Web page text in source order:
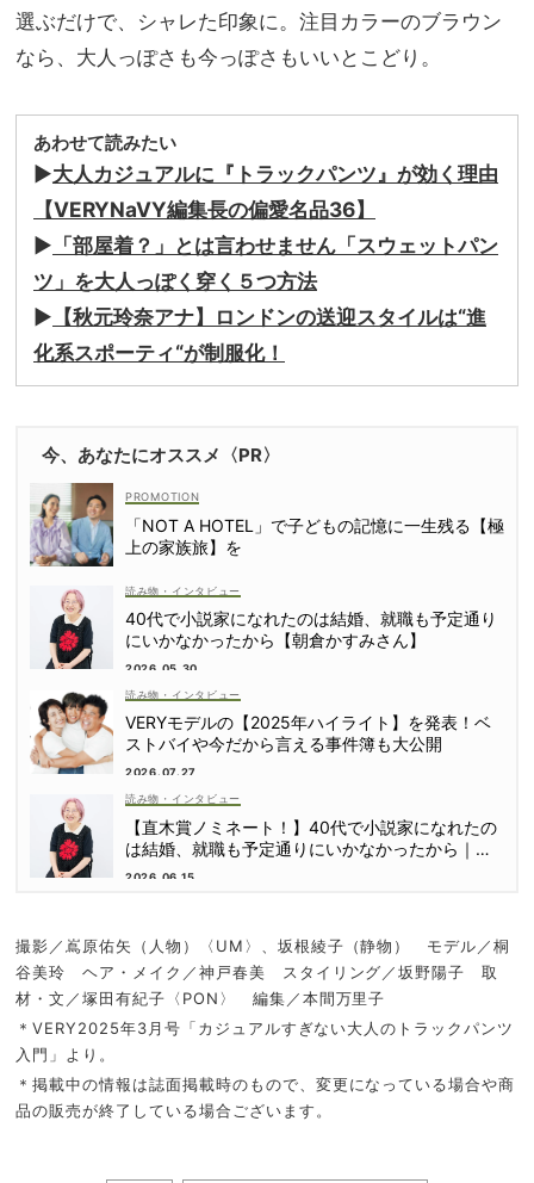
選ぶだけで、シャレた印象に。注目カラーのブラウン
なら、大人っぽさも今っぽさもいいとこどり。
あわせて読みたい
▶︎大人カジュアルに『トラックパンツ』が効く理由
【VERYNaVY編集長の偏愛名品36】
▶︎ 「部屋着？」とは言わせません「スウェットパン
ツ」を大人っぽく穿く５つ方法
▶︎ 【秋元玲奈アナ】ロンドンの送迎スタイルは“進
化系スポーティ“が制服化！
今、あなたにオススメ〈PR〉
「NOT A HOTEL」で子どもの記憶に一生残る【極
上の家族旅】を
読み物・インタビュー
40代で小説家になれたのは結婚、就職も予定通り
にいかなかったから【朝倉かすみさん】
2026.05.30
読み物・インタビュー
VERYモデルの【2025年ハイライト】を発表！ベ
ストバイや今だから言える事件簿も大公開
2026.07.27
読み物・インタビュー
【直木賞ノミネート！】40代で小説家になれたの
は結婚、就職も予定通りにいかなかったから｜朝
倉かすみさん
2026.06.15
撮影／嶌原佑矢（人物）〈UM〉、坂根綾子（静物） モデル／桐
谷美玲 ヘア・メイク／神戸春美 スタイリング／坂野陽子 取
材・文／塚田有紀子〈PON〉 編集／本間万里子
＊VERY2025年3月号「カジュアルすぎない大人のトラックパンツ
入門」より。
＊掲載中の情報は誌面掲載時のもので、変更になっている場合や商
品の販売が終了している場合ございます。